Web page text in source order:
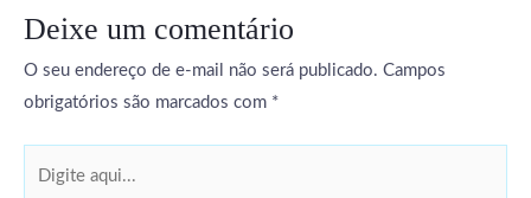
Deixe um comentário
O seu endereço de e-mail não será publicado. Campos
obrigatórios são marcados com *